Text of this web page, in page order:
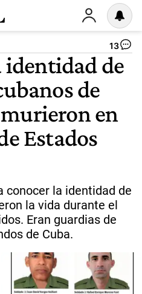
13
identidad de
de
en
Estados
conocer la identidad de
la vida durante el
Eran guardias de
de Cuba.